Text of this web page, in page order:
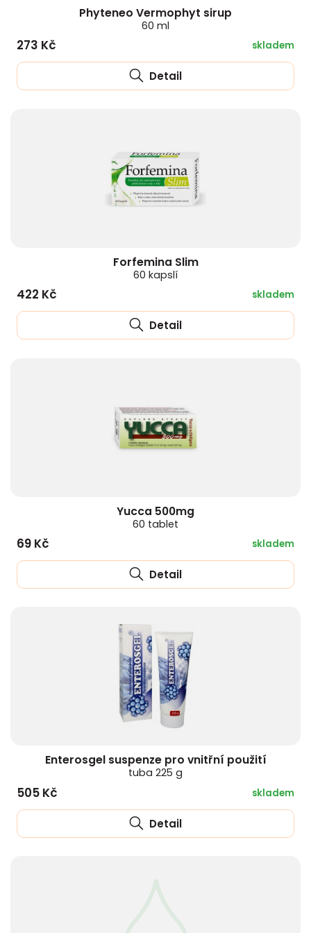
Phyteneo Vermophyt sirup
60 ml
273 Kč skladem
Detail
Forfemina Slim
60 kapslí
422 Kč skladem
Detail
Yucca 500mg
60 tablet
69 Kč skladem
Detail
Enterosgel suspenze pro vnitřní použití
tuba 225 g
505 Kč skladem
Detail